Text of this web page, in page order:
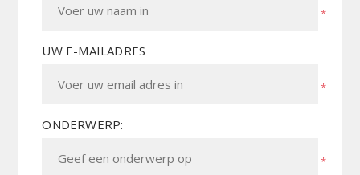
*
UW E-MAILADRES
*
ONDERWERP:
*